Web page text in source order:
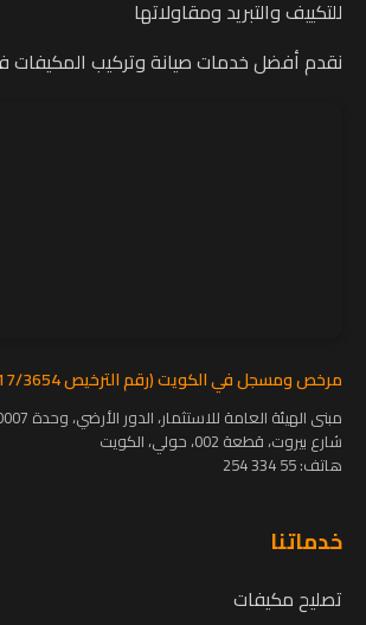
للتكييف والتبريد ومقاولاتها
نقدم أفضل خدمات صيانة وتركيب المكيفات
مرخص ومسجل في الكويت (رقم الترخيص 2017/3654)
مبنى الهيئة العامة للاستثمار، الدور الأرضي، وحدة 0007
شارع بيروت، قطعة 002، حولي، الكويت
هاتف:55 334 254
خدماتنا
تصليح مكيفات